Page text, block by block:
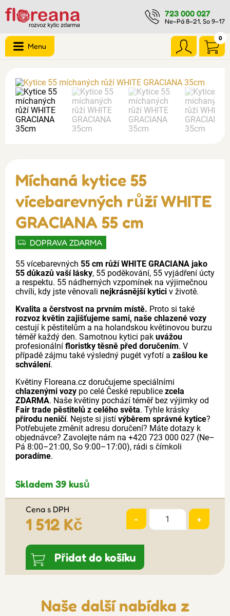
723 000 027
Ne–Pá 8–21, So 9–17
0
Menu
Míchaná kytice 55
vícebarevných růží WHITE
GRACIANA 55 cm
DOPRAVA ZDARMA
55 vícebarevných 55 cm růží WHITE GRACIANA jako
55 důkazů vaší lásky, 55 poděkování, 55 vyjádření úcty
a respektu. 55 nádherných vzpomínek na výjimečnou
chvíli, kdy jste věnovali nejkrásnější kytici v životě.
Kvalita a čerstvost na prvním místě. Proto si také
rozvoz květin zajišťujeme sami, naše chlazené vozy
cestují k pěstitelům a na holandskou květinovou burzu
téměř každý den. Samotnou kytici pak uvážou
profesionální floristky těsně před doručením. V
případě zájmu také výsledný pugét vyfotí a zašlou ke
schválení.
Květiny Floreana.cz doručujeme speciálními
chlazenými vozy po celé České republice zcela
ZDARMA. Naše květiny pochází téměř bez výjimky od
Fair trade pěstitelů z celého světa. Tyhle krásky
přírodu neničí. Nejste si jistí výběrem správné kytice?
Potřebujete změnit adresu doručení? Máte dotazy k
objednávce? Zavolejte nám na +420 723 000 027 (Ne–
Pá 8:00–21:00, So 9:00–17:00), rádi s čímkoli
poradíme.
Skladem 39 kusů
Cena s DPH
1 512 Kč - +
Přidat do košíku
Naše další nabídka z